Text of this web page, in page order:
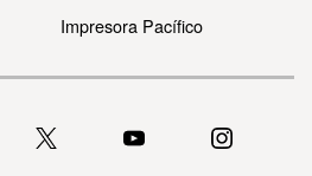
Impresora Pacífico